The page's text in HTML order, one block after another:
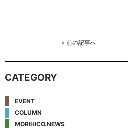
« 前の記事へ
CATEGORY
EVENT
COLUMN
MORIHICO.NEWS